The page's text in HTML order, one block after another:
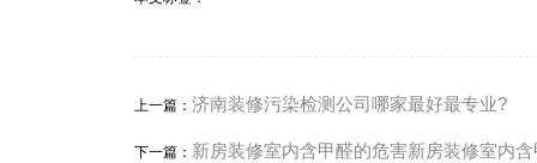
上一篇： 济南装修污染检测公司哪家最好最专业?
下一篇： 新房装修室内含甲醛的危害新房装修室内